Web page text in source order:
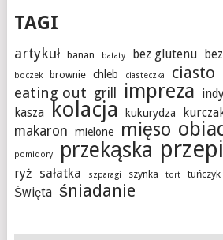
TAGI
artykuł banan bataty bez glutenu
boczek brownie chleb ciasteczka ciasto
eating out grill impreza
kasza kolacja kukurydza
makaron mielone mięso
pomidory przekąska
ryż sałatka szparagi szynka tort tuńczyk
Święta śniadanie